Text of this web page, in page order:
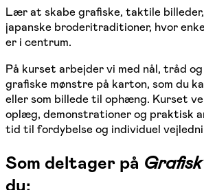
Lær at skabe grafiske, taktile
japanske broderitraditioner, hvor
er i centrum.
På kurset arbejder vi med nål, tråd
grafiske mønstre på karton, som du
eller som billede til ophæng. Kurset
oplæg, demonstrationer og praktisk
tid til fordybelse og individuel
Som deltager på
du: